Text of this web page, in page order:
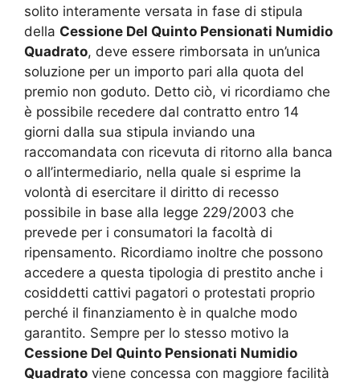
solito interamente versata in fase di stipula
della Cessione Del Quinto Pensionati Numidio
Quadrato, deve essere rimborsata in un’unica
soluzione per un importo pari alla quota del
premio non goduto. Detto ciò, vi ricordiamo che
è possibile recedere dal contratto entro 14
giorni dalla sua stipula inviando una
raccomandata con ricevuta di ritorno alla banca
o all’intermediario, nella quale si esprime la
volontà di esercitare il diritto di recesso
possibile in base alla legge 229/2003 che
prevede per i consumatori la facoltà di
ripensamento. Ricordiamo inoltre che possono
accedere a questa tipologia di prestito anche i
cosiddetti cattivi pagatori o protestati proprio
perché il finanziamento è in qualche modo
garantito. Sempre per lo stesso motivo la
Cessione Del Quinto Pensionati Numidio
Quadrato viene concessa con maggiore facilità